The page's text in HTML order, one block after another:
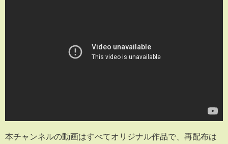
本チャンネルの動画はすべてオリジナル作品で、再配布は